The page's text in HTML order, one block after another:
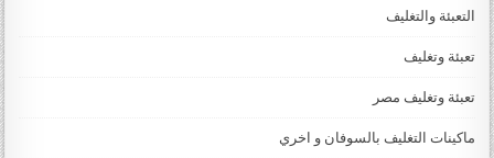
التعبئة والتغليف
تعبئة وتغليف
تعبئة وتغليف مصر
ماكينات التغليف بالسوفان و اخري